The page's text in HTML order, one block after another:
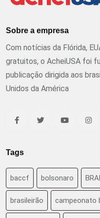
Sobre a empresa
Com notícias da Flórida,
gratuitos, o AcheiUSA foi
publicação dirigida aos
Unidos da América
Tags
baccf bolsonaro
brasileirão campeonato